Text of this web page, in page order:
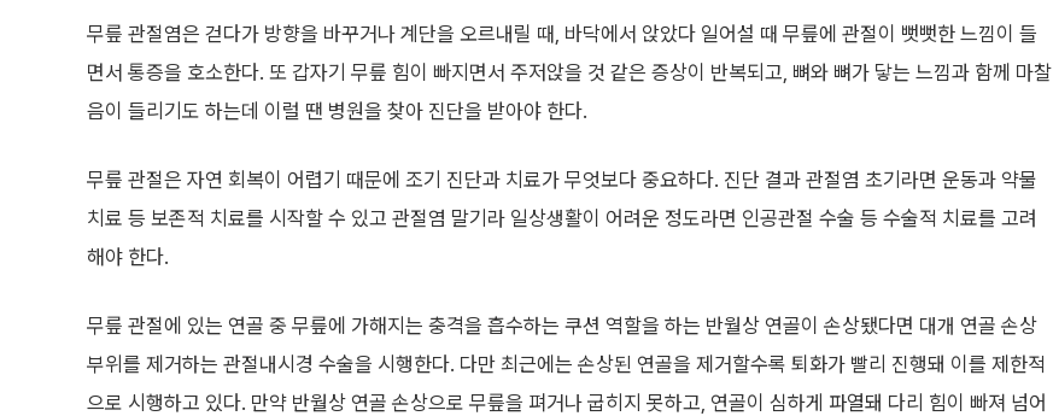
무릎 관절염은 걷다가 방향을 바꾸거나 계단을 오르내릴 때, 바닥에서 앉았다 일어설 때 무릎에 관절이 뻣뻣한 느낌이 들
면서 통증을 호소한다. 또 갑자기 무릎 힘이 빠지면서 주저앉을 것 같은 증상이 반복되고, 뼈와 뼈가 닿는 느낌과 함께 마찰
음이 들리기도 하는데 이럴 땐 병원을 찾아 진단을 받아야 한다.
무릎 관절은 자연 회복이 어렵기 때문에 조기 진단과 치료가 무엇보다 중요하다. 진단 결과 관절염 초기라면 운동과 약물
치료 등 보존적 치료를 시작할 수 있고 관절염 말기라 일상생활이 어려운 정도라면 인공관절 수술 등 수술적 치료를 고려
해야 한다.
무릎 관절에 있는 연골 중 무릎에 가해지는 충격을 흡수하는 쿠션 역할을 하는 반월상 연골이 손상됐다면 대개 연골 손상
부위를 제거하는 관절내시경 수술을 시행한다. 다만 최근에는 손상된 연골을 제거할수록 퇴화가 빨리 진행돼 이를 제한적
으로 시행하고 있다. 만약 반월상 연골 손상으로 무릎을 펴거나 굽히지 못하고, 연골이 심하게 파열돼 다리 힘이 빠져 넘어